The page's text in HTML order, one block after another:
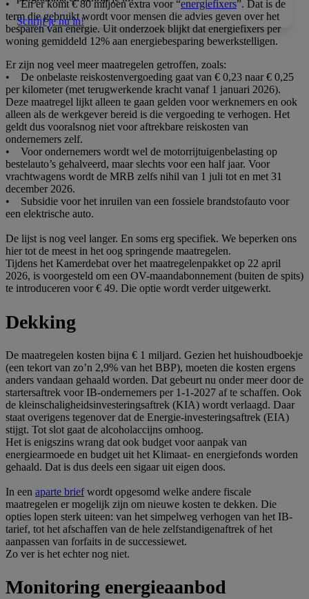
• En er komt € 80 miljoen extra voor “energiefixers”. Dat is de
term die gebruikt wordt voor mensen die advies geven over het
besparen van energie. Uit onderzoek blijkt dat energiefixers per
woning gemiddeld 12% aan energiebesparing bewerkstelligen.
Er zijn nog veel meer maatregelen getroffen, zoals:
• De onbelaste reiskostenvergoeding gaat van € 0,23 naar € 0,25
per kilometer (met terugwerkende kracht vanaf 1 januari 2026).
Deze maatregel lijkt alleen te gaan gelden voor werknemers en ook
alleen als de werkgever bereid is die vergoeding te verhogen. Het
geldt dus vooralsnog niet voor aftrekbare reiskosten van
ondernemers zelf.
• Voor ondernemers wordt wel de motorrijtuigenbelasting op
bestelauto’s gehalveerd, maar slechts voor een half jaar. Voor
vrachtwagens wordt de MRB zelfs nihil van 1 juli tot en met 31
december 2026.
• Subsidie voor het inruilen van een fossiele brandstofauto voor
een elektrische auto.
De lijst is nog veel langer. En soms erg specifiek. We beperken ons
hier tot de meest in het oog springende maatregelen.
Tijdens het Kamerdebat over het maatregelenpakket op 22 april
2026, is voorgesteld om een OV-maandabonnement (buiten de spits)
te introduceren voor € 49. Die optie wordt verder uitgewerkt.
Dekking
De maatregelen kosten bijna € 1 miljard. Gezien het huishoudboekje
(een tekort van zo’n 2,9% van het BBP), moeten die kosten ergens
anders vandaan gehaald worden. Dat gebeurt nu onder meer door de
startersaftrek voor IB-ondernemers per 1-1-2027 af te schaffen. Ook
de kleinschaligheidsinvesteringsaftrek (KIA) wordt verlaagd. Daar
staat overigens tegenover dat de Energie-investeringsaftrek (EIA)
stijgt. Tot slot gaat de alcoholaccijns omhoog.
Het is enigszins wrang dat ook budget voor aanpak van
energiearmoede en budget uit het Klimaat- en energiefonds worden
gehaald. Dat is dus deels een sigaar uit eigen doos.
In een aparte briefwordt opgesomd welke andere fiscale
maatregelen er mogelijk zijn om nieuwe kosten te dekken. Die
opties lopen sterk uiteen: van het simpelweg verhogen van het IB-
tarief, tot het afschaffen van de hele zelfstandigenaftrek of het
aanpassen van forfaits in de successiewet.
Zo ver is het echter nog niet.
Monitoring energieaanbod
Schrijf je nu in!